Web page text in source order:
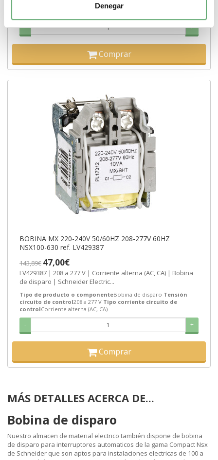
Denegar
Tensión circuito de control
Corriente alterna (AC, CA)
- +
Comprar
BOBINA MX 220-240V 50/60HZ 208-277V 60HZ
NSX100-630 ref. LV429387
143,89€ 47,00€
LV429387 | 208 a 277 V | Corriente alterna (AC, CA) | Bobina
de disparo | Schneider Electric...
Tipo de producto o componenteBobina de disparo Tensión
circuito de control208 a 277 V Tipo corriente circuito de
controlCorriente alterna (AC, CA)
- +
Comprar
MÁS DETALLES ACERCA DE...
Bobina de disparo
Nuestro almacen de material electrico también dispone de bobina
de disparo para interruptores automaticos de la gama Compact Nsx
de Schneider que son aptos para instalaciones electricas de 100 a